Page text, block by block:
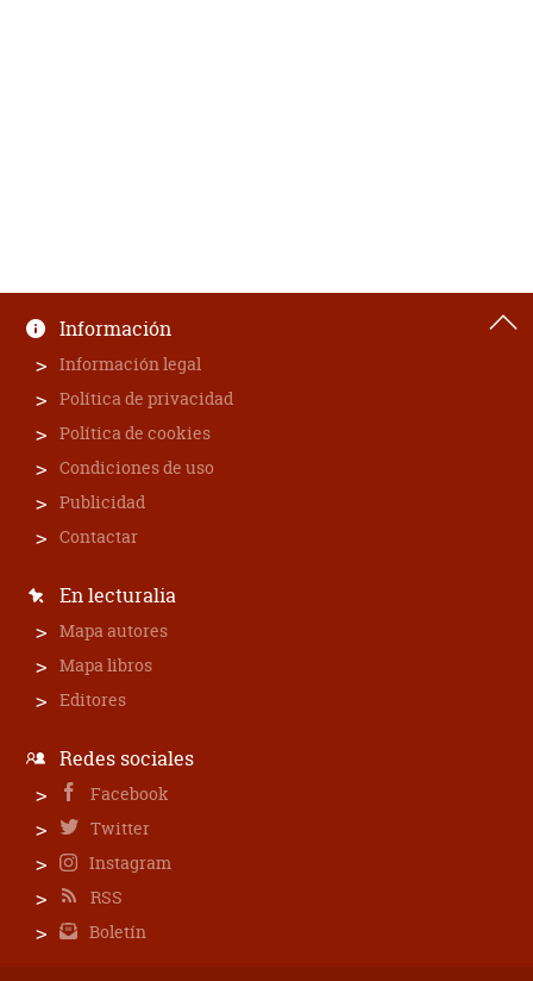
Información
Información legal
Política de privacidad
Política de cookies
Condiciones de uso
Publicidad
Contactar
En lecturalia
Mapa autores
Mapa libros
Editores
Redes sociales
Facebook
Twitter
Instagram
RSS
Boletín